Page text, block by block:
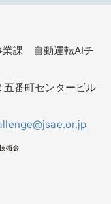
業課 自動運転AIチ
五番町センタービル